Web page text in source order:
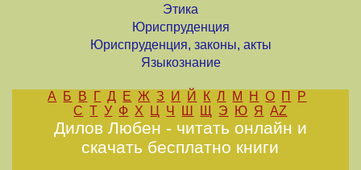
Этика
Юриспруденция
Юриспруденция, законы, акты
Языкознание
А Б В Г Д Е Ж З И Й К Л М Н О П
Р
С Т У Ф Х Ц Ч Ш Щ Э Ю Я AZ
Дилов Любен - читать онлайн и
скачать бесплатно книги